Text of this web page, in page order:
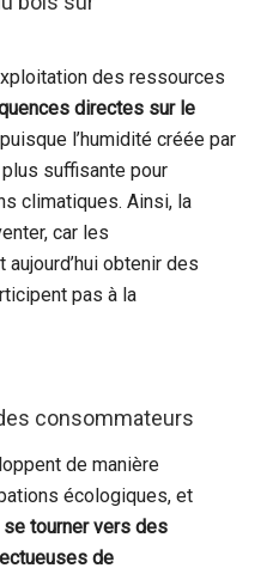
des ressources
directes sur le
l’humidité créée par
suffisante pour
climatiques. Ainsi, la
car les
obtenir des
pas à la
consommateurs
de manière
écologiques, et
se tourner vers des
de